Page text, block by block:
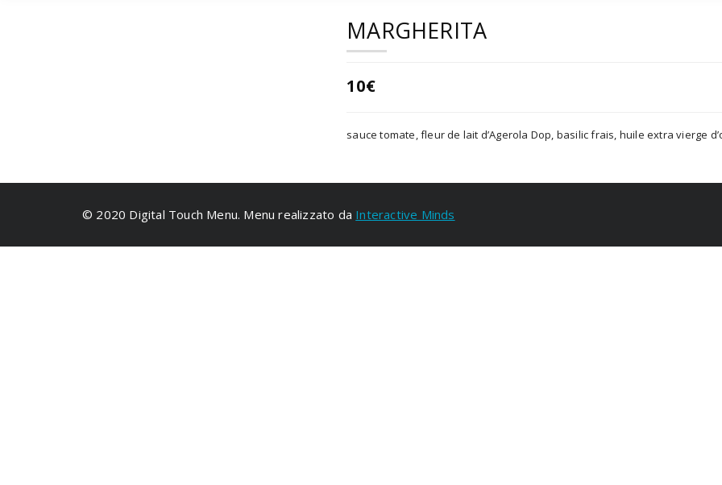
MARGHERITA
10€
sauce tomate, fleur de lait d’Agerola Dop, basilic frais, huile extra vierge
© 2020 Digital Touch Menu. Menu realizzato da Interactive Minds